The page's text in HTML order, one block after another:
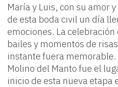
María y Luis, con su amor
de esta boda civil un día
emociones. La
bailes y momentos de
instante fuera memorable.
Molino del Manto fue el
inicio de esta nueva etapa